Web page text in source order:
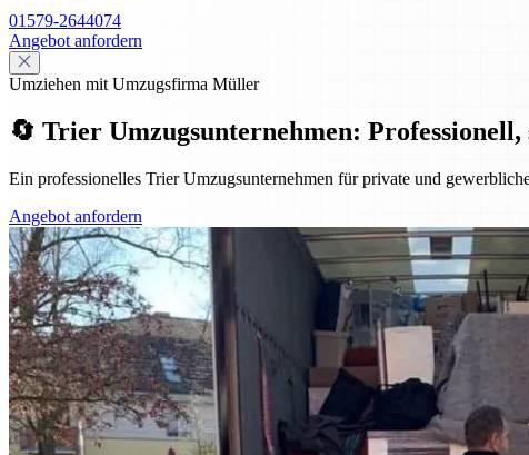
01579-2644074
Angebot anfordern
Umziehen mit Umzugsfirma Müller
🔄 Trier Umzugsunternehmen: Professionell,
Ein professionelles Trier Umzugsunternehmen für private und
Angebot anfordern